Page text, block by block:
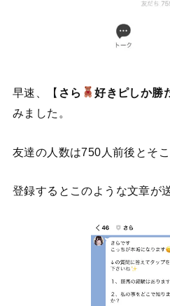
早速、【 さら 好きピしか勝
みました。
友達の人数は750人前後とそ
登録するとこのような文章が